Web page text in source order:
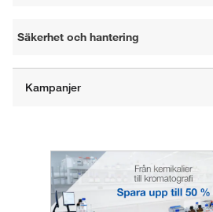
Säkerhet och hantering